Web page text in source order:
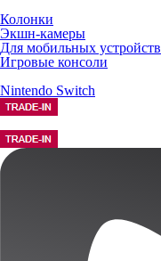
Колонки
Экшн-камеры
Для мобильных устройств
Игровые консоли
Nintendo Switch